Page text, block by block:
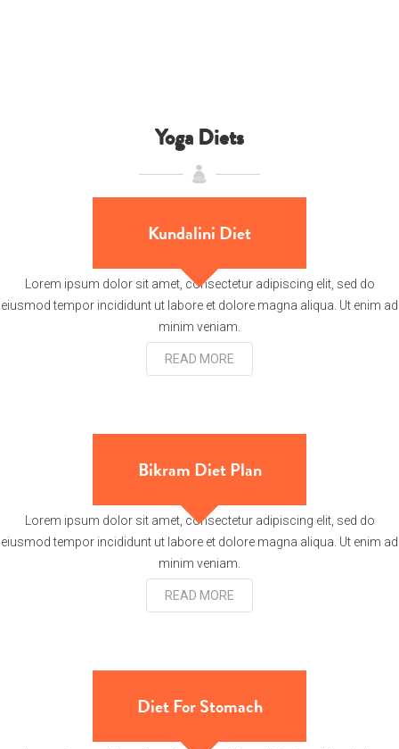
Yoga Diets
Kundalini Diet
Lorem ipsum dolor sit amet, consectetur adipiscing elit, sed do
eiusmod tempor incididunt ut labore et dolore magna aliqua. Ut enim ad
minim veniam.
READ MORE
Bikram Diet Plan
Lorem ipsum dolor sit amet, consectetur adipiscing elit, sed do
eiusmod tempor incididunt ut labore et dolore magna aliqua. Ut enim ad
minim veniam.
READ MORE
Diet For Stomach